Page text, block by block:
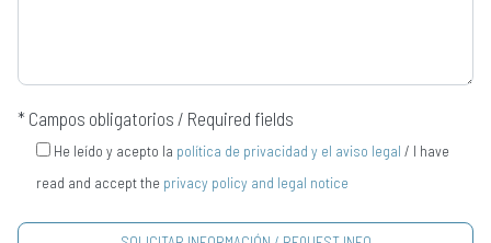
* Campos obligatorios / Required fields
He leído y acepto la política de privacidad y el aviso legal / I have
read and accept the privacy policy and legal notice